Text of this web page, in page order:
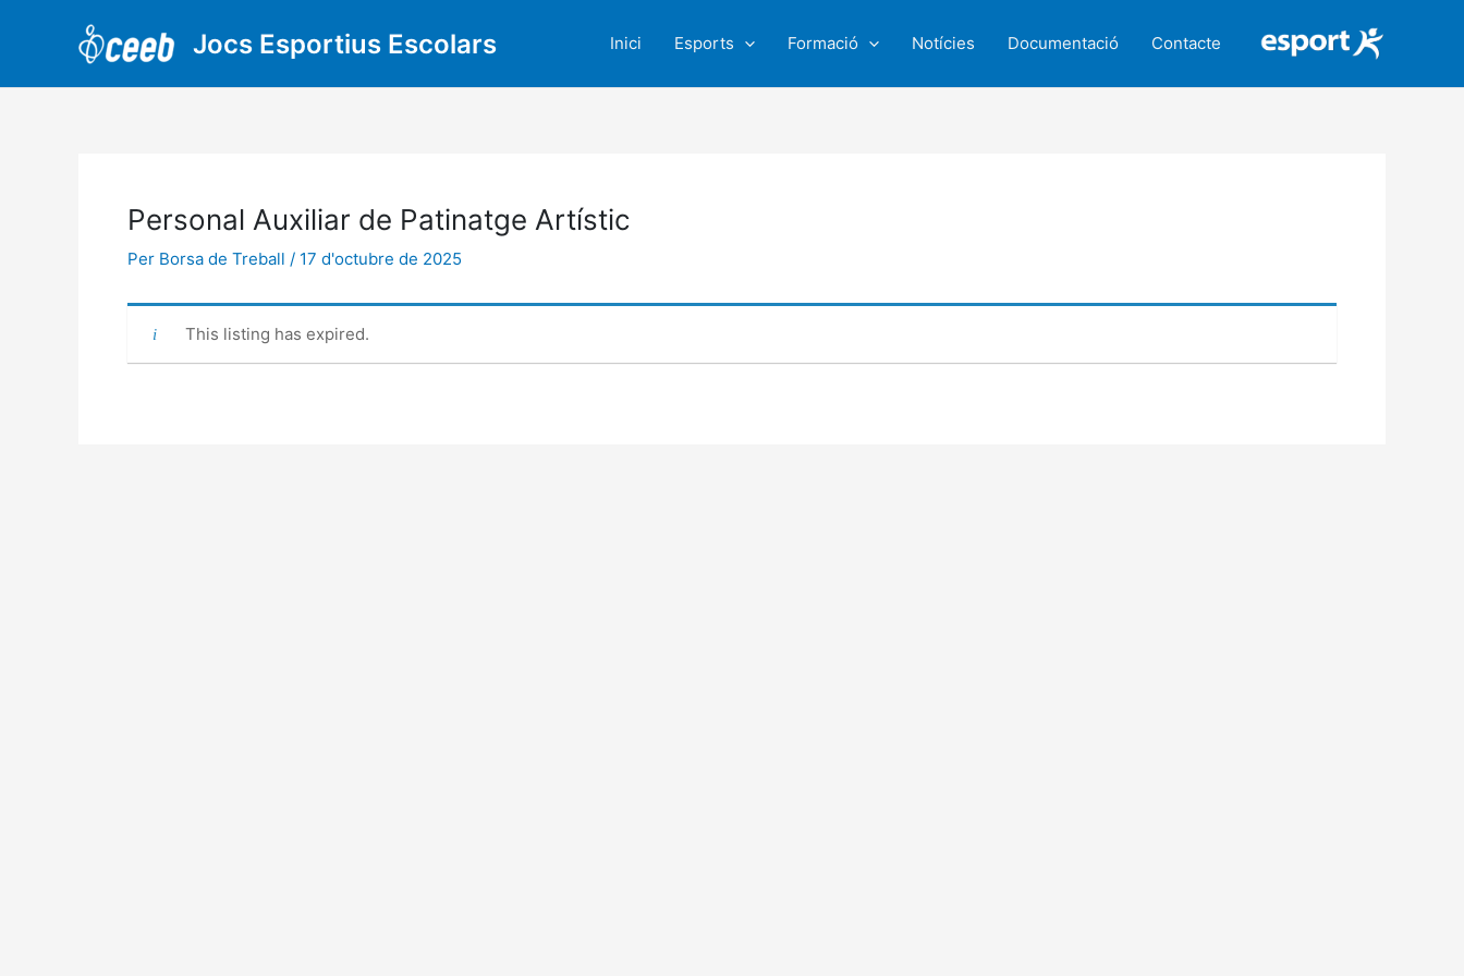
Jocs Esportius Escolars Inici Esports Formació Notícies Documentació Contacte
Personal Auxiliar de Patinatge Artístic
Per Borsa de Treball / 17 d'octubre de 2025
This listing has expired.